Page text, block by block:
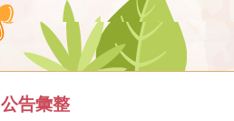
公告彙整